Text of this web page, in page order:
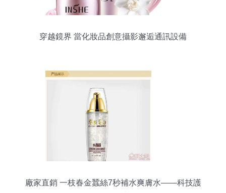
穿越鏡界 當化妝品創意攝影邂逅通訊設備
廠家直銷 一枝春金蠶絲7秒補水爽膚水——科技護